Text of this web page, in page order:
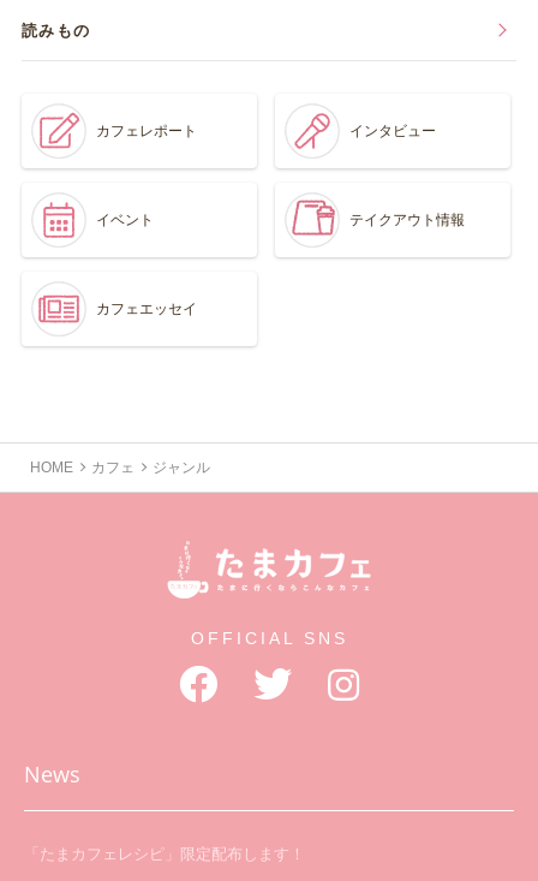
読みもの
カフェレポート インタビュー
イベント テイクアウト情報
カフェエッセイ
HOME カフェ ジャンル
OFFICIAL SNS
News
「たまカフェレシピ」限定配布します！